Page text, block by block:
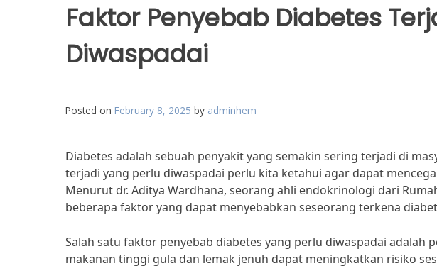
Faktor Penyebab Diabetes
Diwaspadai
Posted on February 8, 2025 by adminhem
Diabetes adalah sebuah penyakit yang semakin sering terjadi di
terjadi yang perlu diwaspadai perlu kita ketahui agar dapat
Menurut dr. Aditya Wardhana, seorang ahli endokrinologi dari
beberapa faktor yang dapat menyebabkan seseorang terkena
Salah satu faktor penyebab diabetes yang perlu diwaspadai adalah
makanan tinggi gula dan lemak jenuh dapat meningkatkan risiko